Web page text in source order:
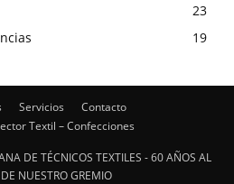
23
19
Servicios
Contacto
Textil – Confecciones
DE TÉCNICOS TEXTILES - 60 AÑOS AL
NUESTRO GREMIO